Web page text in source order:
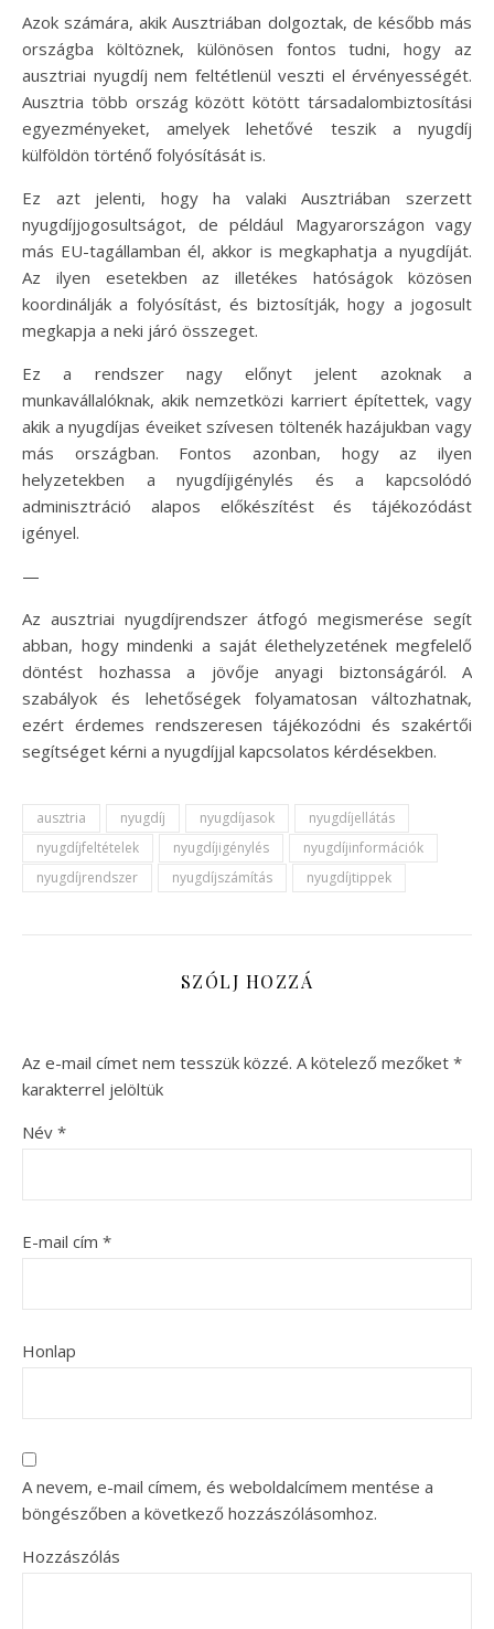
Azok számára, akik Ausztriában dolgoztak, de később más
országba költöznek, különösen fontos tudni, hogy az
ausztriai nyugdíj nem feltétlenül veszti el érvényességét.
Ausztria több ország között kötött társadalombiztosítási
egyezményeket, amelyek lehetővé teszik a nyugdíj
külföldön történő folyósítását is.
Ez azt jelenti, hogy ha valaki Ausztriában szerzett
nyugdíjjogosultságot, de például Magyarországon vagy
más EU-tagállamban él, akkor is megkaphatja a nyugdíját.
Az ilyen esetekben az illetékes hatóságok közösen
koordinálják a folyósítást, és biztosítják, hogy a jogosult
megkapja a neki járó összeget.
Ez a rendszer nagy előnyt jelent azoknak a
munkavállalóknak, akik nemzetközi karriert építettek, vagy
akik a nyugdíjas éveiket szívesen töltenék hazájukban vagy
más országban. Fontos azonban, hogy az ilyen
helyzetekben a nyugdíjigénylés és a kapcsolódó
adminisztráció alapos előkészítést és tájékozódást
igényel.
—
Az ausztriai nyugdíjrendszer átfogó megismerése segít
abban, hogy mindenki a saját élethelyzetének megfelelő
döntést hozhassa a jövője anyagi biztonságáról. A
szabályok és lehetőségek folyamatosan változhatnak,
ezért érdemes rendszeresen tájékozódni és szakértői
segítséget kérni a nyugdíjjal kapcsolatos kérdésekben.
ausztria nyugdíj nyugdíjasok
nyugdíjellátás
nyugdíjfeltételek
nyugdíjigénylés
nyugdíjinformációk
nyugdíjrendszer
nyugdíjszámítás nyugdíjtippek
SZÓLJ HOZZÁ
Az e-mail címet nem tesszük közzé. A kötelező mezőket *
karakterrel jelöltük
Név *
E-mail cím *
Honlap
A nevem, e-mail címem, és weboldalcímem mentése a
böngészőben a következő hozzászólásomhoz.
Hozzászólás